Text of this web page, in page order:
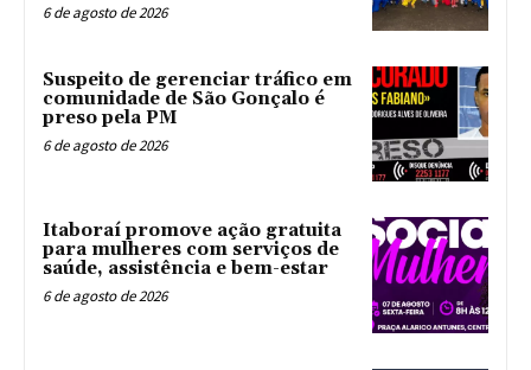
6 de agosto de 2026
Suspeito de gerenciar tráfico em
comunidade de São Gonçalo é
preso pela PM
6 de agosto de 2026
Itaboraí promove ação gratuita
para mulheres com serviços de
saúde, assistência e bem-estar
6 de agosto de 2026